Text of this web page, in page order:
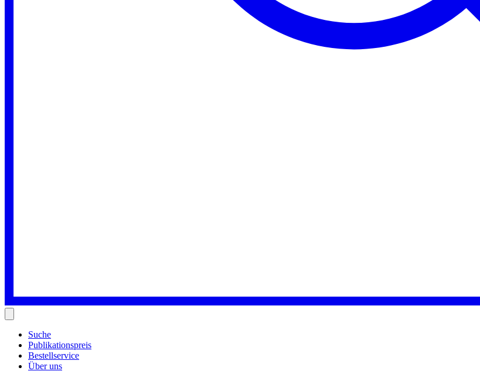
Suche
Publikationspreis
Bestellservice
Über uns